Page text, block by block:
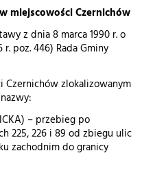
miejscowości Czernichów
z dnia 8 marca 1990 r. o
r. poz. 446) Rada Gminy
Czernichów zlokalizowanym
– przebieg po
225, 226 i 89 od zbiegu ulic
zachodnim do granicy